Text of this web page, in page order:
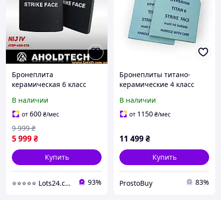
Бронеплита
керамическая 6 класс
бронепластины
керамические 6 класс
бронеплиты 6 класса 4
В наличии
от600₴/мес
5 999₴
9 999 ₴
Купить
⭐️⭐️⭐️⭐️⭐️ Lots24.com.ua 93%
Бронеплиты титано-
керамические 4 класс
(комплект 2 шт, 2,2 кг)
В наличии
от 1150₴/мес
11 499₴
Купить
ProstoBuy 83%